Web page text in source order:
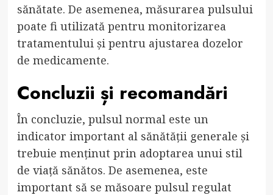
sănătate. De asemenea, măsurarea pulsului
poate fi utilizată pentru monitorizarea
tratamentului și pentru ajustarea dozelor
de medicamente.
Concluzii și recomandări
În concluzie, pulsul normal este un
indicator important al sănătății generale și
trebuie menținut prin adoptarea unui stil
de viață sănătos. De asemenea, este
important să se măsoare pulsul regulat